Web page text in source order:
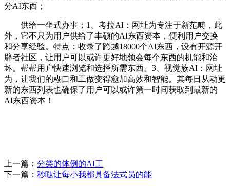
分AI东西；
供给一坐式办事；1、考拉AI：网址为专注于新范畴，此
外，它不只为用户供给了丰硕的AI东西资本，便利用户交换
和分享经验。特点：收录了跨越18000个AI东西，设有开源开
辟者社区，让用户可以或许更好地领会每个东西的机能和洽
坏。帮帮用户快速浏览和选择所需东西。3、视觉族AI：网址
为，让我们的糊口和工做变得愈加高效和智能。其每日从动更
新的东西列表也确保了用户可以或许第一时间获取到最新的
AI东西资本！
上一篇： 分类的体例的AI工
下一篇： 秒哒让每小我都具备法式员的能